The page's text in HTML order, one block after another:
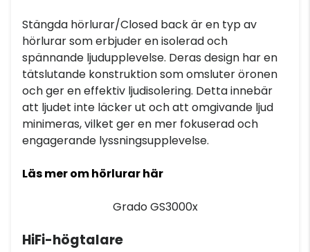
Stängda hörlurar/Closed back är en typ av
hörlurar som erbjuder en isolerad och
spännande ljudupplevelse. Deras design har en
tätslutande konstruktion som omsluter öronen
och ger en effektiv ljudisolering. Detta innebär
att ljudet inte läcker ut och att omgivande ljud
minimeras, vilket ger en mer fokuserad och
engagerande lyssningsupplevelse.
Läs mer om hörlurar här
Grado GS3000x
HiFi-högtalare